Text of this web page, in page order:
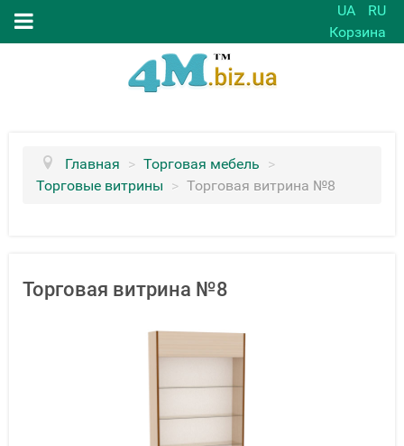
UA
RU
Корзина
Главная > Торговая мебель >
Торговые витрины > Торговая витрина №8
Торговая витрина №8